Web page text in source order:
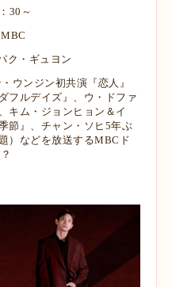
30～
ク・ギュヨン
ウンジン初共演『恋人』
フルデイ ズ』、ウ・ドファ
キム・ジョンヒョン＆イ
節』、チャン・ソヒ5年ぶ
）などを放送するMBCド